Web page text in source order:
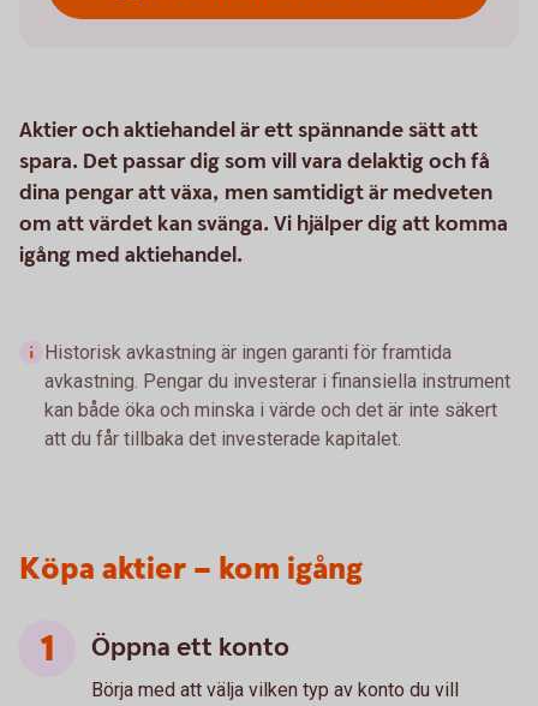
Aktier och aktiehandel är ett spännande sätt att
spara. Det passar dig som vill vara delaktig och få
dina pengar att växa, men samtidigt är medveten
om att värdet kan svänga. Vi hjälper dig att komma
igång med aktiehandel.
Historisk avkastning är ingen garanti för framtida
avkastning. Pengar du investerar i finansiella instrument
kan både öka och minska i värde och det är inte säkert
att du får tillbaka det investerade kapitalet.
Köpa aktier – kom igång
Öppna ett konto
Börja med att välja vilken typ av konto du vill